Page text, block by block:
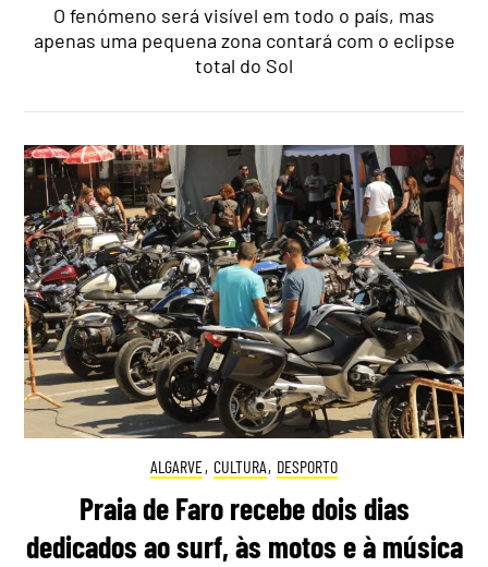
O fenómeno será visível em todo o país, mas
apenas uma pequena zona contará com o eclipse
total do Sol
ALGARVE, CULTURA, DESPORTO
Praia de Faro recebe dois dias
dedicados ao surf, às motos e à música